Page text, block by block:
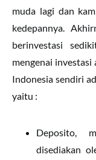
muda lagi dan
kedepannya.
berinvestasi
mengenai investasi
Indonesia sendiri
yaitu :
Deposito,
disediakan